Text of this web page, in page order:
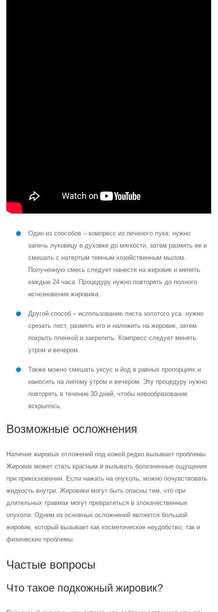
Один из способов – компресс из печеного лука: нужно
запечь луковицу в духовке до мягкости, затем размять ее и
смешать с натертым темным хозяйственным мылом.
Полученную смесь следует нанести на жировик и менять
каждые 24 часа. Процедуру нужно повторять до полного
исчезновения жировика.
Другой способ – использование листа золотого уса: нужно
срезать лист, размять его и наложить на жировик, затем
покрыть пленкой и закрепить. Компресс следует менять
утром и вечером.
Также можно смешать уксус и йод в равных пропорциях и
наносить на липому утром и вечером. Эту процедуру нужно
повторять в течение 30 дней, чтобы новообразование
вскрылось.
Возможные осложнения
Наличие жировых отложений под кожей редко вызывает проблемы.
Жировик может стать красным и вызывать болезненные ощущения
при прикосновении. Если нажать на опухоль, можно почувствовать
жидкость внутри. Жировики могут быть опасны тем, что при
длительных травмах могут превратиться в злокачественные
опухоли. Одним из основных осложнений является большой
жировик, который вызывает как косметическое неудобство, так и
физические проблемы.
Частые вопросы
Что такое подкожный жировик?